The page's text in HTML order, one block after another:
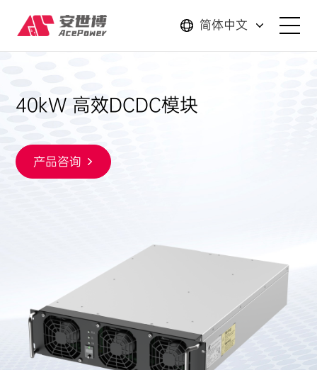
产品中心
服务支持
简体中文
40kW 高效DCDC模块
产品咨询